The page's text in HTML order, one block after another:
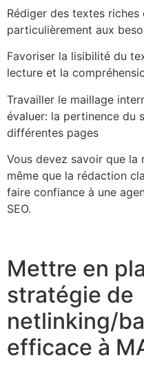
Rédiger des textes
particulièrement aux
Favoriser la lisibilité du
lecture et la
Travailler le maillage
évaluer: la pertinence du
différentes pages
Vous devez savoir que la
même que la rédaction
faire confiance à une
SEO.
Mettre en
stratégie de
netlinking/
efficace à